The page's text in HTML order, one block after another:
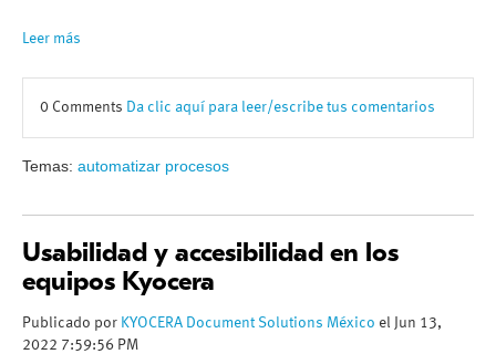
Leer más
0 Comments Da clic aquí para leer/escribe tus comentarios
Temas: automatizar procesos
Usabilidad y accesibilidad en los
equipos Kyocera
Publicado por KYOCERA Document Solutions México el Jun 13,
2022 7:59:56 PM